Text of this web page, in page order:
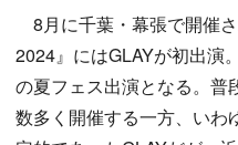
8月に千葉・幕張で開催
2024』にはGLAYが初出演
の夏フェス出演となる。普
数多く開催する一方、いわ